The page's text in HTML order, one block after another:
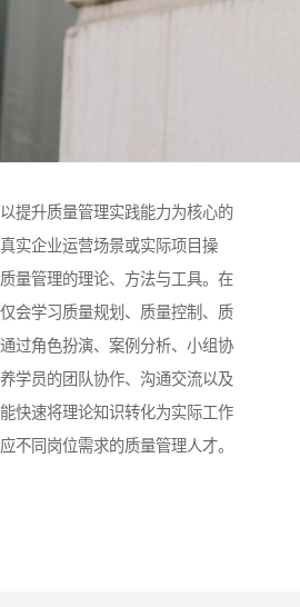
提升质量管理实践能力为核心的
实企业运营场景或实际项目操
量管理的理论、方法与工具。在
会学习质量规划、质量控制、质
过角色扮演、案例分析、小组协
学员的团队协作、沟通交流以及
快速将理论知识转化为实际工作
不同岗位需求的质量管理人才。